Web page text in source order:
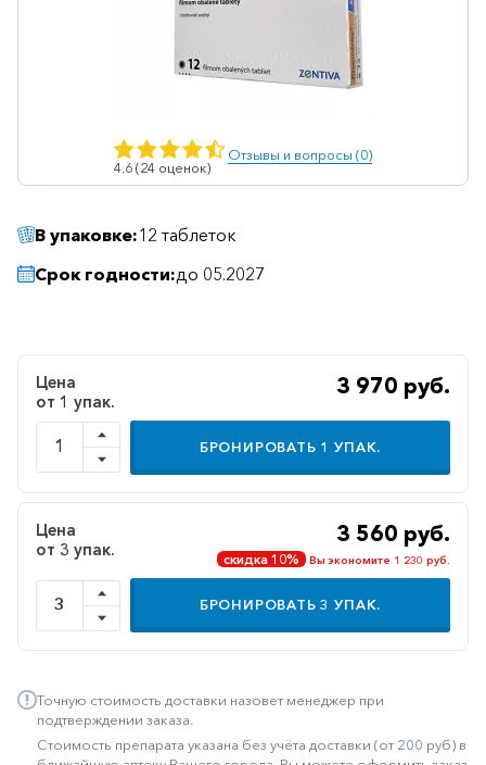
Гепатопротекторы
Диабетические
Желудочно-
кишечные
Иммунодепрессанты
Климактерические
Метаболизм
Минеральный
обмен
средства
Неврологические
4.6 (24 оценок)
Отзывы и вопросы (0)
В упаковке:12 таблеток
Срок годности:до 05.2027
Цена
от 1 упак.
3 970 руб.
БРОНИРОВАТЬ 1 УПАК.
Цена
от 3 упак.
3 560 руб.
скидка 10% Вы экономите 1 230 руб.
БРОНИРОВАТЬ3 УПАК.
Точную стоимость доставки назовет менеджер при
подтверждении заказа.
Стоимость препарата указана без учёта доставки (от 200 руб) в